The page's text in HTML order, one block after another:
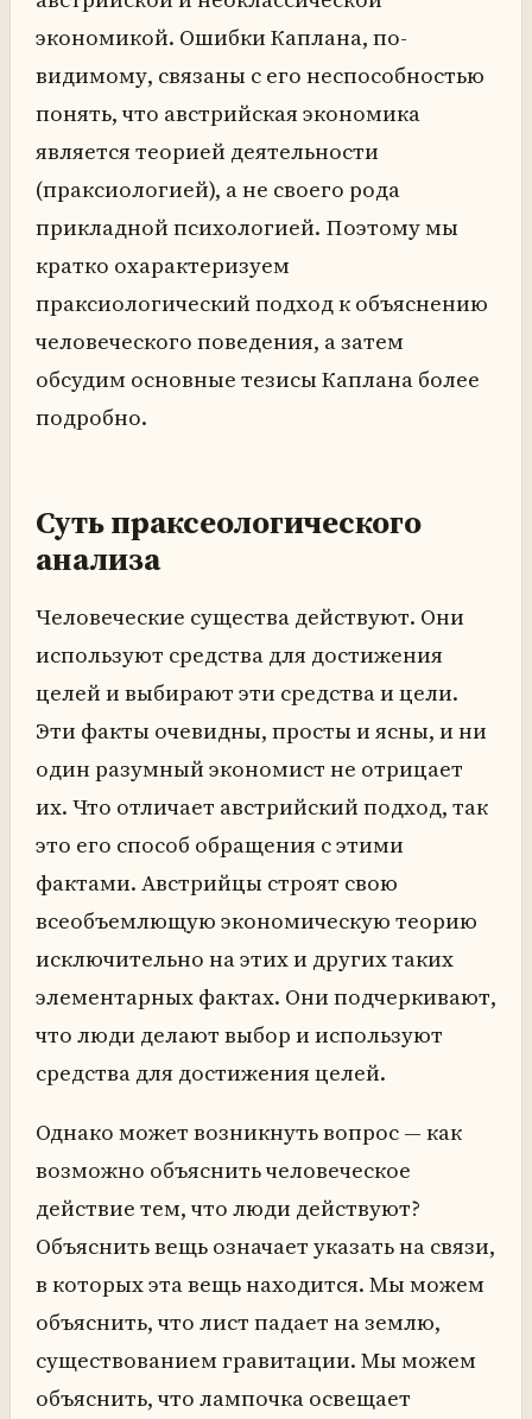
экономикой. Ошибки Каплана, по-
видимому, связаны с его неспособностью
понять, что австрийская экономика
является теорией деятельности
(праксиологией), а не своего рода
прикладной психологией. Поэтому мы
кратко охарактеризуем
праксиологический подход к объяснению
человеческого поведения, а затем
обсудим основные тезисы Каплана более
подробно.
Суть праксеологического
анализа
Человеческие существа действуют. Они
используют средства для достижения
целей и выбирают эти средства и цели.
Эти факты очевидны, просты и ясны, и ни
один разумный экономист не отрицает
их. Что отличает австрийский подход, так
это его способ обращения с этими
фактами. Австрийцы строят свою
всеобъемлющую экономическую теорию
исключительно на этих и других таких
элементарных фактах. Они подчеркивают,
что люди делают выбор и используют
средства для достижения целей.
Однако может возникнуть вопрос — как
возможно объяснить человеческое
действие тем, что люди действуют?
Объяснить вещь означает указать на связи,
в которых эта вещь находится. Мы можем
объяснить, что лист падает на землю,
существованием гравитации. Мы можем
объяснить, что лампочка освещает